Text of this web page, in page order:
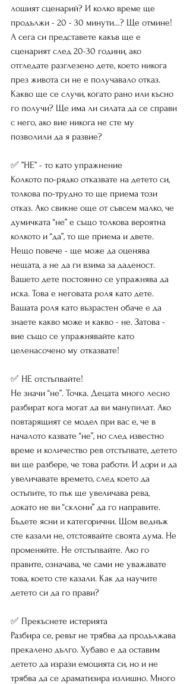
лошият сценарий? И колко време ще
продължи - 20 - 30 минути…? Ще отмине!
А сега си представете какъв ще е
сценарият след 20-30 години, ако
отгледате разглезено дете, което никога
през живота си не е получавало отказ.
Какво ще се случи, когато рано или късно
го получи? Ще има ли силата да се справи
с него, ако вие никога не сте му
позволили да я развие?
✅ ”НЕ” - то като упражнение
Колкото по-рядко отказвате на детето си,
толкова по-трудно то ще приема този
отказ. Ако свикне още от съвсем малко, че
думичката “не” е също толкова вероятна
колкото и “да”, то ще приема и двете.
Нещо повече - ще може да оценява
нещата, а не да ги взима за даденост.
Вашето дете постоянно се упражнява да
иска. Това е неговата роля като дете.
Вашата роля като възрастен обаче е да
знаете какво може и какво - не. Затова -
вие също се упражнявайте като
целенасочено му отказвате!
✅ НЕ отстъпвайте!
Не значи “не”. Точка. Децата много лесно
разбират кога могат да ви манупилат. Ако
повтарящият се модел при вас е, че в
началото казвате “не”, но след известно
време и количество рев отстъпвате, детето
ви ще разбере, че това работи. И дори и да
увеличавате времето, след което да
остъпите, то пък ще увеличава рева,
докато не ви “склони” да го направите.
Бъдете ясни и категорични. Щом веднъж
сте казали не, отстоявайте своята дума. Не
променяйте. Не отстъпвайте. Ако го
правите, означава, че сами не уважавате
това, което сте казали. Как да научите
детето си да го прави?
✅ Прекъснете истерията
Разбира се, ревът не трябва да продължава
прекалено дълго. Хубаво е да оставим
детето да изрази емоцията си, но и не
трябва да се драматизира излишно. Много